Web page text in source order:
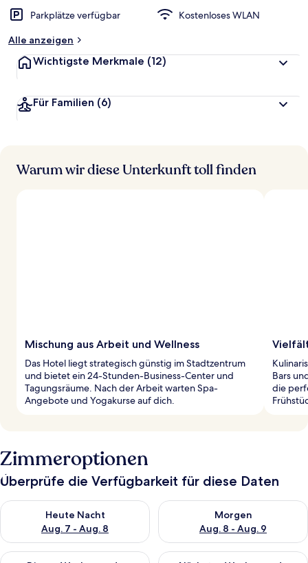
e
Parkplätze verfügbar
Kostenloses WLAN
Alle anzeigen
Wichtigste Merkmale (12)
Für Familien (6)
Warum wir diese Unterkunft toll finden
Mischung aus Arbeit und Wellness
Das Hotel liegt strategisch günstig im Stadtzentrum
und bietet ein 24-Stunden-Business-Center und
Tagungsräume. Nach der Arbeit warten Spa-
Angebote und Yogakurse auf dich.
Bars
die
Zimmeroptionen
Überprüfe die Verfügbarkeit für diese Daten
Heute Nacht
Aug. 7 - Aug. 8
Überprüfe die Verfügbarkeit für heute Nacht, Aug. 7 - Aug. 8.
Morgen
Aug. 8 - Aug. 9
Überprüfe die Verfügbarkeit
Überprüfe die Verfügbarkeit für dieses Wochenende, Aug. 7
Überprüfe die Verfügbarkeit